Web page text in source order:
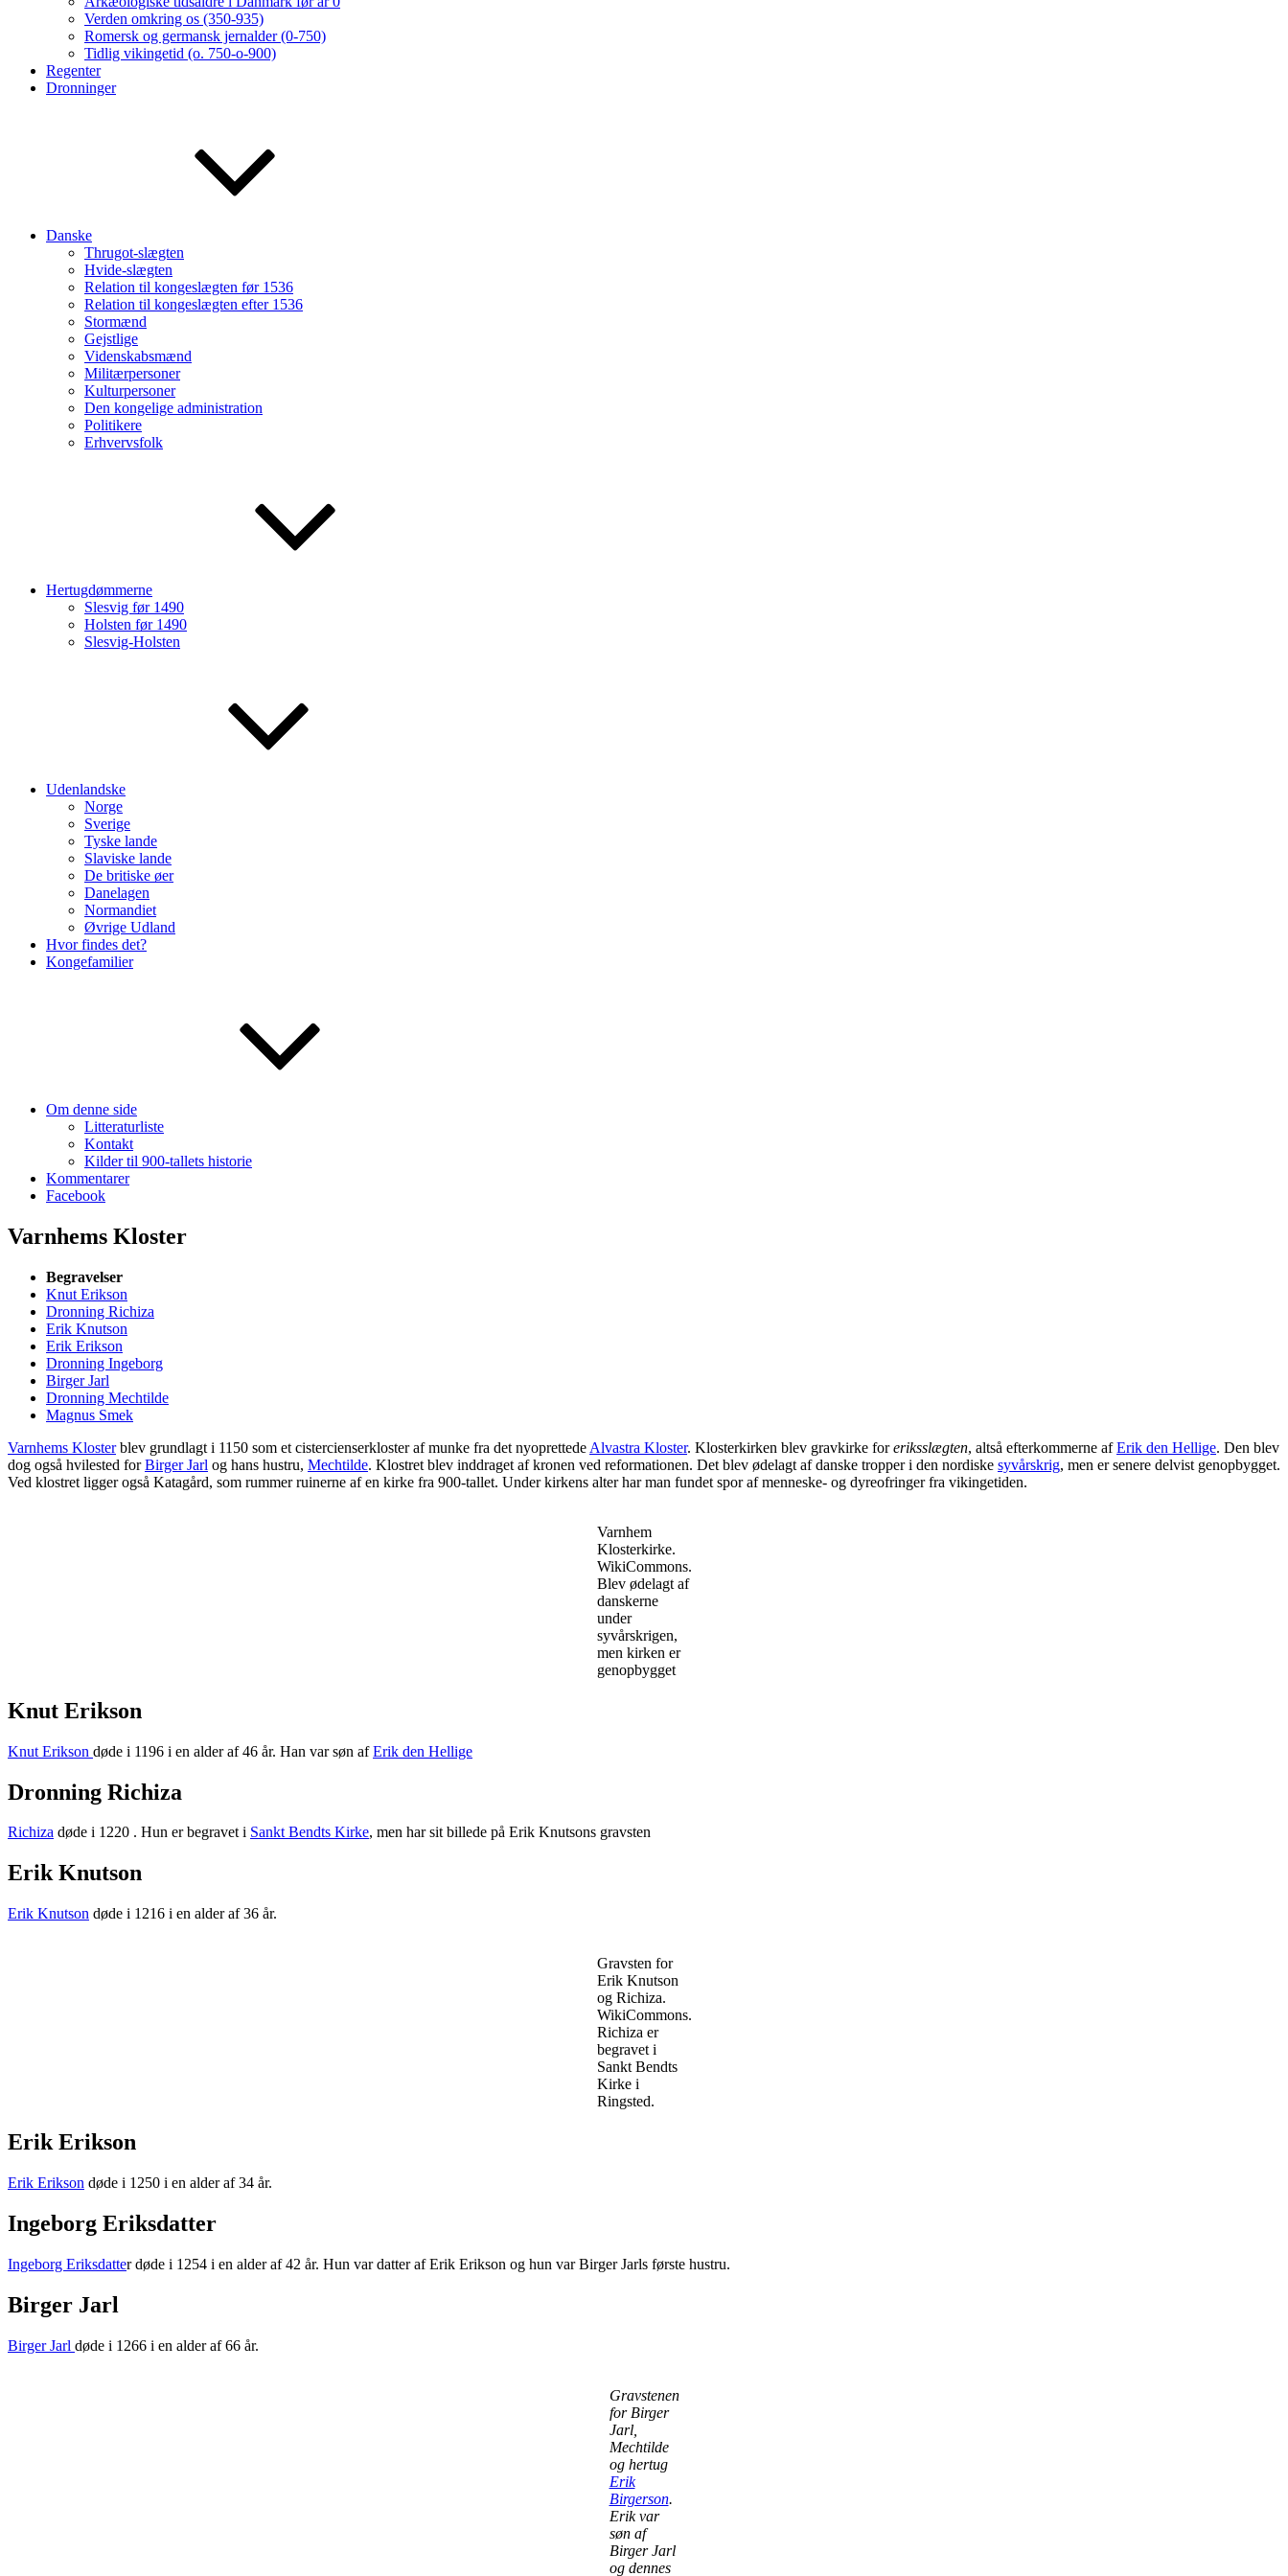
Verden omkring os (350-935)
Romersk og germansk jernalder (0-750)
Tidlig vikingetid (o. 750-o-900)
Regenter
Dronninger
Danske
Thrugot-slægten
Hvide-slægten
Relation til kongeslægten før 1536
Relation til kongeslægten efter 1536
Stormænd
Gejstlige
Videnskabsmænd
Militærpersoner
Kulturpersoner
Den kongelige administration
Politikere
Erhvervsfolk
Hertugdømmerne
Slesvig før 1490
Holsten før 1490
Slesvig-Holsten
Udenlandske
Norge
Sverige
Tyske lande
Slaviske lande
De britiske øer
Danelagen
Normandiet
Øvrige Udland
Hvor findes det?
Kongefamilier
Om denne side
Litteraturliste
Kontakt
Kilder til 900-tallets historie
Kommentarer
Facebook
Varnhems Kloster
Begravelser
Knut Erikson
Dronning Richiza
Erik Knutson
Erik Erikson
Dronning Ingeborg
Birger Jarl
Dronning Mechtilde
Magnus Smek
Varnhems Klosterblev grundlagt i 1150 som et cistercienserkloster af munke fra det nyoprettede Alvastra Kloster. Klosterkirken blev gravkirke foreriksslægten, altså efterkommerne afErik den Hellige. Den blev
dog også hvilested forBirger Jarl og hans hustru, Mechtilde. Klostret blev inddraget af kronen ved reformationen. Det blev ødelagt af danske tropper i den nordiske syvårskrig, men er senere delvist genopbygget.
Ved klostret ligger også Katagård, som rummer ruinerne af en kirke fra 900-tallet. Under kirkens alter har man fundet spor af menneske- og dyreofringer fra vikingetiden.
Varnhem
Klosterkirke.
WikiCommons.
Blev ødelagt af
danskerne
under
syvårskrigen,
men kirken er
genopbygget
Knut Erikson
Knut Erikson døde i 1196 i en alder af 46 år. Han var søn afErik den Hellige
Dronning Richiza
Richiza døde i 1220 . Hun er begravet i Sankt Bendts Kirke, men har sit billede på Erik Knutsons gravsten
Erik Knutson
Erik Knutson døde i 1216 i en alder af 36 år.
Gravsten for
Erik Knutson
og Richiza.
WikiCommons.
Richiza er
begravet i
Sankt Bendts
Kirke i
Ringsted.
Erik Erikson
Erik Erikson døde i 1250 i en alder af 34 år.
Ingeborg Eriksdatter
Ingeborg Eriksdatter døde i 1254 i en alder af 42 år. Hun var datter af Erik Erikson og hun var Birger Jarls første hustru.
Birger Jarl
Birger Jarl døde i 1266 i en alder af 66 år.
Gravstenen
for Birger
Jarl,
Mechtilde
og hertug
Erik
Birgerson.
Erik var
søn af
Birger Jarl
og dennes